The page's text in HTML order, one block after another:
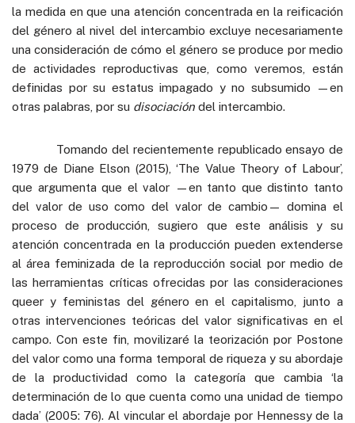
la medida en que una atención concentrada en la reificación
del género al nivel del intercambio excluye necesariamente
una consideración de cómo el género se produce por medio
de actividades reproductivas que, como veremos, están
definidas por su estatus impagado y no subsumido —en
otras palabras, por su disociación del intercambio.
Tomando del recientemente republicado ensayo de
1979 de Diane Elson (2015), ‘The Value Theory of Labour’,
que argumenta que el valor —en tanto que distinto tanto
del valor de uso como del valor de cambio— domina el
proceso de producción, sugiero que este análisis y su
atención concentrada en la producción pueden extenderse
al área feminizada de la reproducción social por medio de
las herramientas críticas ofrecidas por las consideraciones
queer y feministas del género en el capitalismo, junto a
otras intervenciones teóricas del valor significativas en el
campo. Con este fin, movilizaré la teorización por Postone
del valor como una forma temporal de riqueza y su abordaje
de la productividad como la categoría que cambia ‘la
determinación de lo que cuenta como una unidad de tiempo
dada’ (2005: 76). Al vincular el abordaje por Hennessy de la